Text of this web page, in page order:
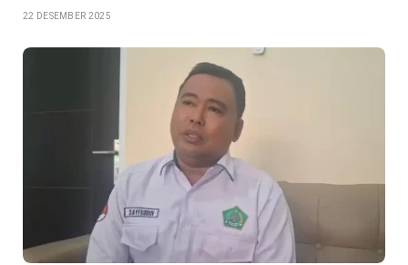
22 DESEMBER 2025